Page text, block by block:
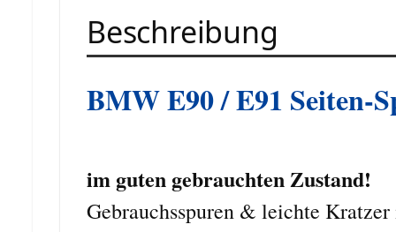
Beschreibung
BMW E90 / E91 Seiten-
im guten gebrauchten Zustand!
Gebrauchsspuren & leichte